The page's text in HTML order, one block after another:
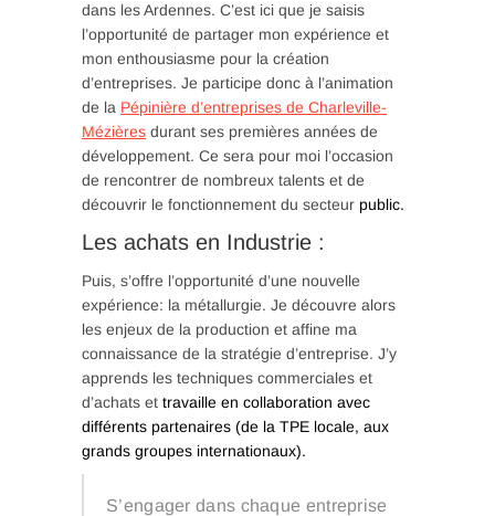
dans les Ardennes. C’est ici que je saisis
l’opportunité de partager mon expérience et
mon enthousiasme pour la création
d’entreprises. Je participe donc à l’animation
de la Pépinière d’entreprises de Charleville-
Mézières durant ses premières années de
développement. Ce sera pour moi l’occasion
de rencontrer de nombreux talents et de
découvrir le fonctionnement du secteur public.
Les achats en Industrie :
Puis, s’offre l’opportunité d’une nouvelle
expérience: la métallurgie. Je découvre alors
les enjeux de la production et affine ma
connaissance de la stratégie d’entreprise. J’y
apprends les techniques commerciales et
d’achats et travaille en collaboration avec
différents partenaires (de la TPE locale, aux
grands groupes internationaux).
S’engager dans chaque entreprise